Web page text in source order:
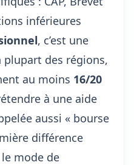
inférieures
, c’est une
des régions,
au moins 16/20
à une aide
aussi « bourse
différence
mode de